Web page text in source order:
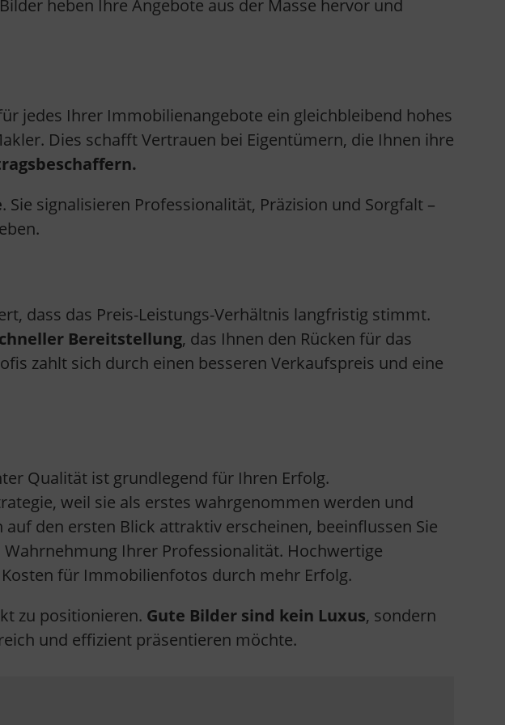
heben Ihre Angebote aus der Masse hervor und
jedes Ihrer Immobilienangebote ein gleichbleibend hohes
Dies schafft Vertrauen bei Eigentümern, die Ihnen ihre
. Sie signalisieren Professionalität, Präzision und Sorgfalt –
dass das Preis-Leistungs-Verhältnis langfristig stimmt.
Bereitstellung, das Ihnen den Rücken für das
zahlt sich durch einen besseren Verkaufspreis und eine
Qualität ist grundlegend für Ihren Erfolg.
weil sie als erstes wahrgenommen werden und
den ersten Blick attraktiv erscheinen, beeinflussen Sie
Ihrer Professionalität. Hochwertige
für Immobilienfotos durch mehr Erfolg.
zu positionieren. Gute Bilder sind kein Luxus, sondern
und effizient präsentieren möchte.